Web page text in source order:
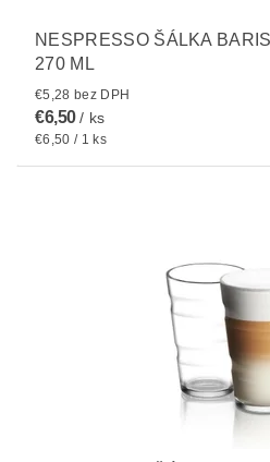
NESPRESSO ŠÁLKA
270 ML
€5,28 bez DPH
€6,50/ ks
€6,50 / 1 ks